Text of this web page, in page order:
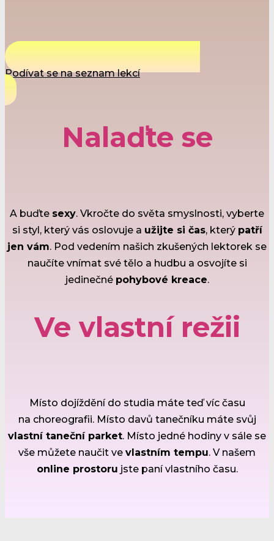
Podívat se na seznam lekcí
Nalaďte se
A buďte sexy. Vkročte do světa smyslnosti, vyberte
si styl, který vás oslovuje a užijte si čas, který patří
jen vám. Pod vedením našich zkušených lektorek se
naučíte vnímat své tělo a hudbu a osvojíte si
jedinečné pohybové kreace.
Ve vlastní režii
Místo dojíždění do studia máte teď víc času
na choreografii. Místo davů tanečníku máte svůj
vlastní taneční parket. Místo jedné hodiny v sále se
vše můžete naučit ve vlastním tempu. V našem
online prostoru jste paní vlastního času.